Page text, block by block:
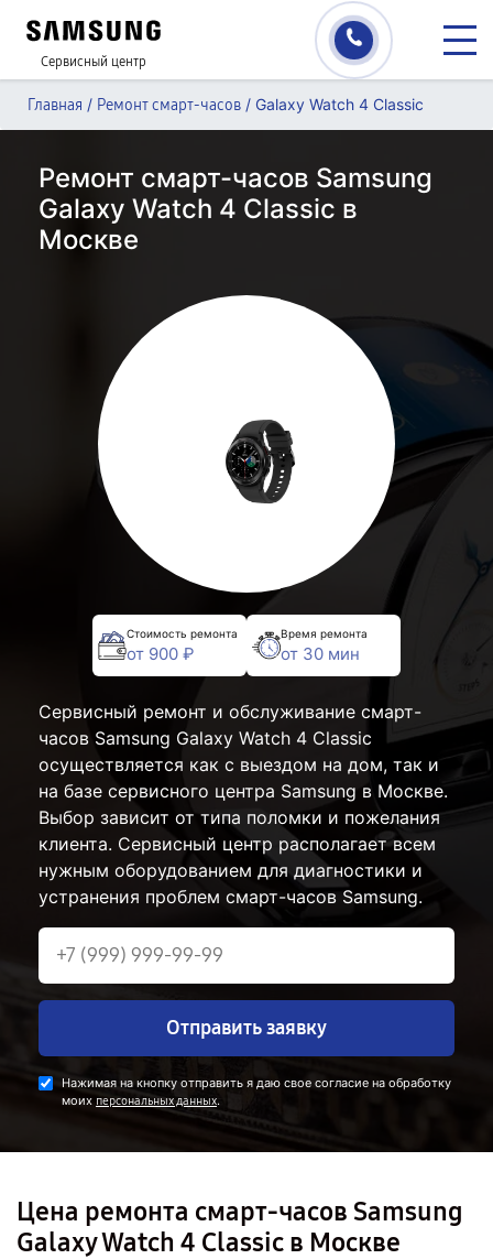
Сервисный центр
Главная / Ремонт смарт-часов / Galaxy Watch 4 Classic
Ремонт смарт-часов Samsung
Galaxy Watch 4 Classic в
Москве
Стоимость ремонта
от 900 ₽
Время ремонта
от 30 мин
Сервисный ремонт и обслуживание смарт-
часов Samsung Galaxy Watch 4 Classic
осуществляется как с выездом на дом, так и
на базе сервисного центра Samsung в Москве.
Выбор зависит от типа поломки и пожелания
клиента. Сервисный центр располагает всем
нужным оборудованием для диагностики и
устранения проблем смарт-часов Samsung.
Отправить заявку
Нажимая на кнопку отправить я даю свое согласие на обработку
моих персональных данных.
Цена ремонта смарт-часов Samsung
Galaxy Watch 4 Classic в Москве